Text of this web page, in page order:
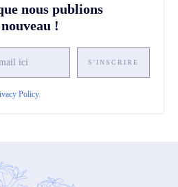
nous publions
!
S'INSCRIRE
Policy.